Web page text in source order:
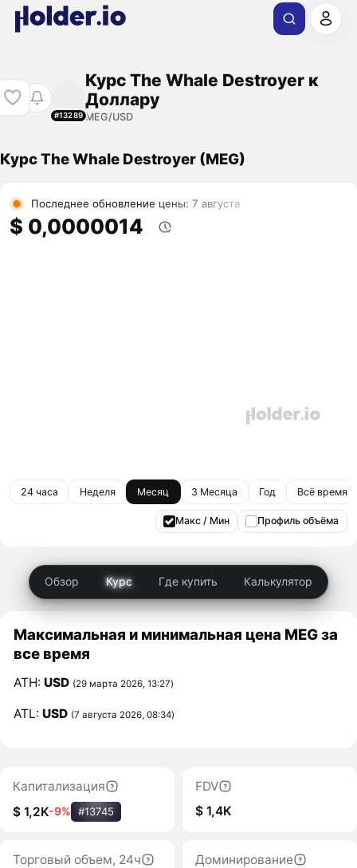
#13289
Курс The Whale Destroyer к
Доллару
MEG/USD
Курс The Whale Destroyer (MEG)
Последнее обновление цены: 7 августа
$ 0,0000014
24 часа Неделя Месяц 3 Месяца Год Всё время
Макс / Мин Профиль объёма
Обзор Курс Где купить Калькулятор
Максимальная и минимальная цена MEG за
все время
ATH:USD (29 марта 2026, 13:27)
ATL:USD (7 августа 2026, 08:34)
Капитализация
$ 1,2K-9% #13745
FDV
$ 1,4K
Торговый объем, 24ч
Доминирование